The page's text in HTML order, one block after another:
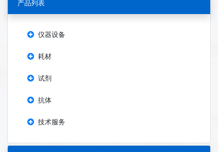
产品列表
仪器设备
耗材
试剂
抗体
技术服务